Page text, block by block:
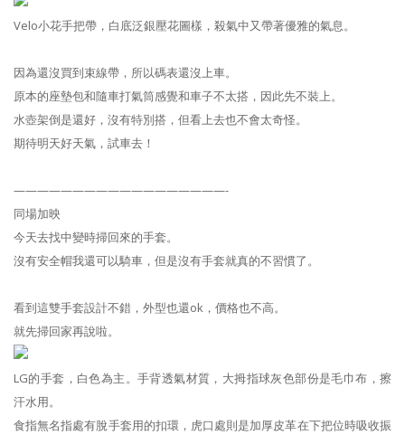
Velo小花手把帶，白底泛銀壓花圖樣，殺氣中又帶著優雅的氣息。
因為還沒買到束線帶，所以碼表還沒上車。
原本的座墊包和隨車打氣筒感覺和車子不太搭，因此先不裝上。
水壺架倒是還好，沒有特別搭，但看上去也不會太奇怪。
期待明天好天氣，試車去！
——————————————————-
同場加映
今天去找中變時掃回來的手套。
沒有安全帽我還可以騎車，但是沒有手套就真的不習慣了。
看到這雙手套設計不錯，外型也還ok，價格也不高。
就先掃回家再說啦。
LG的手套，白色為主。手背透氣材質，大拇指球灰色部份是毛巾布，擦
汗水用。
食指無名指處有脫手套用的扣環，虎口處則是加厚皮革在下把位時吸收振